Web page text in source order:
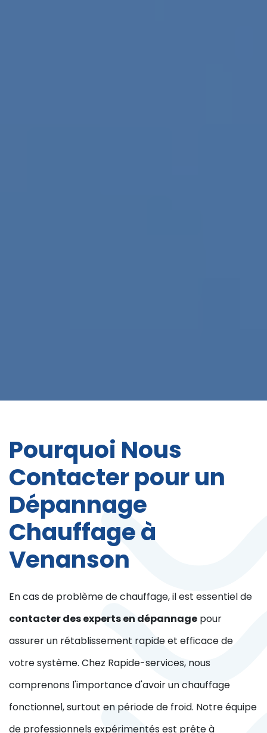
Pourquoi Nous
Contacter pour un
Dépannage
Chauffage à
Venanson
En cas de problème de chauffage, il est essentiel de
contacter des experts en dépannage pour
assurer un rétablissement rapide et efficace de
votre système. Chez Rapide-services, nous
comprenons l'importance d'avoir un chauffage
fonctionnel, surtout en période de froid. Notre équipe
de professionnels expérimentés est prête à